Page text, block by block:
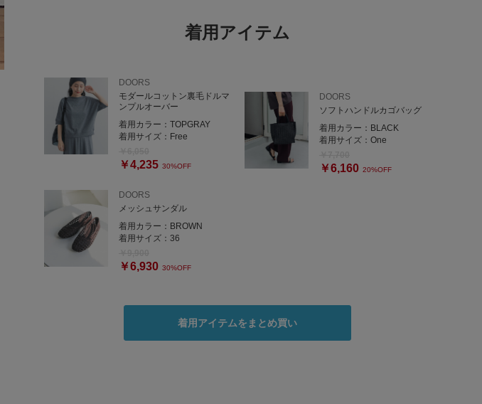
着用アイテム
DOORS
モダールコットン裏毛ドルマ
ンプルオーバー
着用カラー： TOPGRAY
着用サイズ： Free
￥4,235 30%OFF
DOORS
ソフトハンドルカゴバッグ
着用カラー： BLACK
着用サイズ： One
￥6,160 20%OFF
DOORS
メッシュサンダル
着用カラー： BROWN
着用サイズ： 36
￥6,930 30%OFF
着用アイテムをまとめ買い